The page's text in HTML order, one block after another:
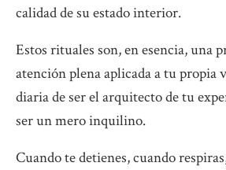
calidad de su estado interior.
Estos rituales son, en esencia, una
atención plena aplicada a tu propia
diaria de ser el arquitecto de tu
ser un mero inquilino.
Cuando te detienes, cuando